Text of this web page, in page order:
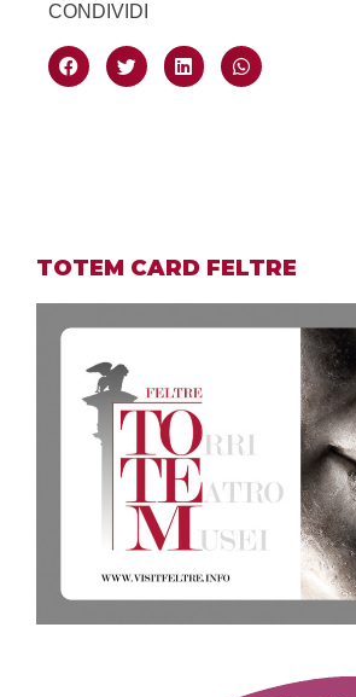
CONDIVIDI
TOTEM CARD FELTRE